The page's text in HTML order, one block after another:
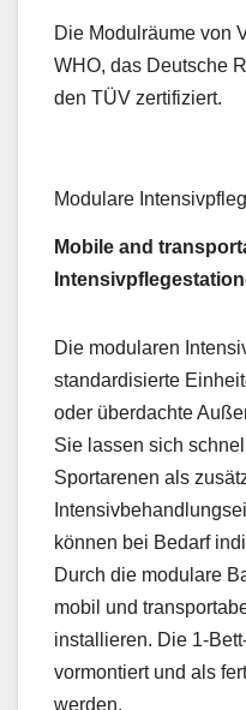
Die Modulräume von
WHO, das Deutsche
den TÜV zertifiziert.
Modulare
Mobile and
Die modularen
standardisierte
oder überdachte
Sie lassen sich
Sportarenen als
können bei Bedarf
Durch die modulare
mobil und
installieren. Die 1-
vormontiert und als
werden.